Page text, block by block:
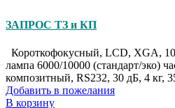
ЗАПРОС ТЗ и КП
Короткофокусный, LCD, XGA,
лампа 6000/10000 (стандарт/эко)
композитный, RS232, 30 дБ, 4 кг,
Добавить в пожелания
В корзину